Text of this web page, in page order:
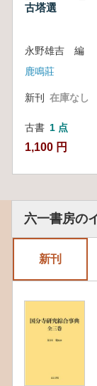
古塔選
永野雄吉 編
鹿鳴莊
新刊 在庫なし
古書 1 点
1,100 円
六一書房の
新刊